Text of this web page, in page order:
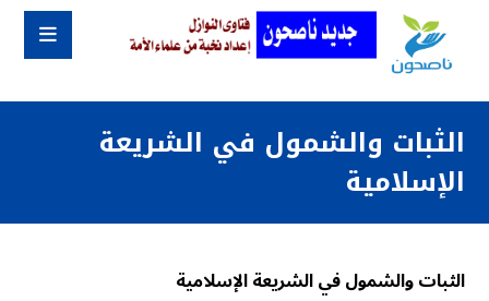
الثبات والشمول في الشريعة
الإسلامية
الثبات والشمول في الشريعة الإسلامية